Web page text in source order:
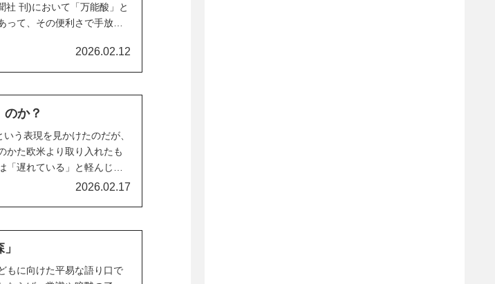
社 刊)において「万能酸」と
て、その便利さで手放せ
2026.02.12
か？
う表現を見かけたのだが、
かた欧米より取り入れたも
遅れている」と軽んじて
2026.02.17
もに向けた平易な語り口で